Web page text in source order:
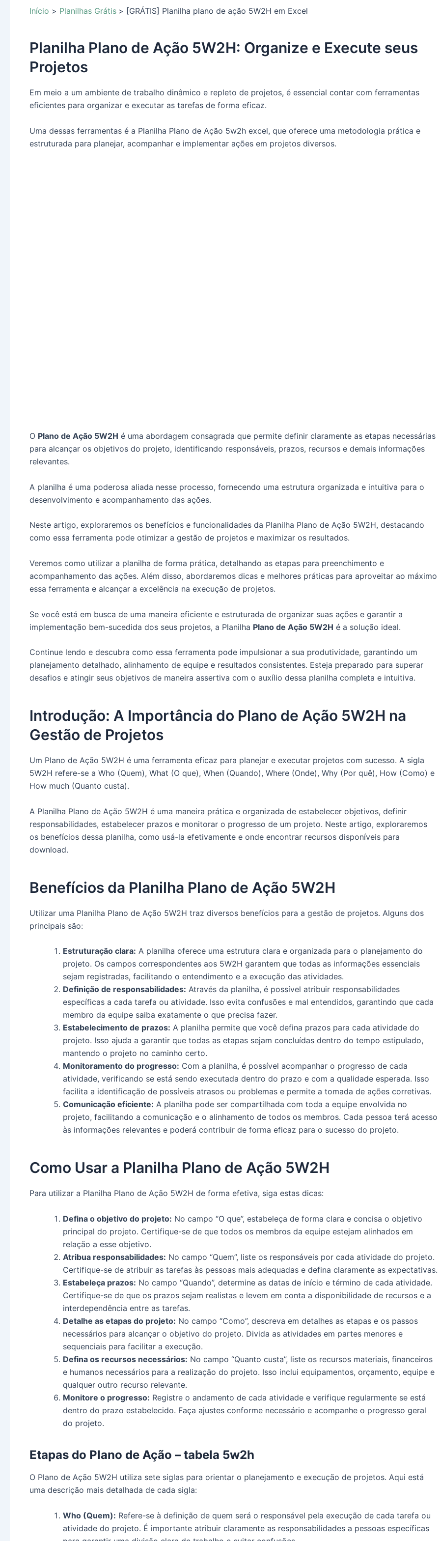
Início Planilhas Grátis [GRÁTIS] Planilha plano de ação 5W2H em Excel
Planilha Plano de Ação 5W2H: Organize e Execute seus
Projetos
Em meio a um ambiente de trabalho dinâmico e repleto de projetos, é essencial contar com ferramentas
eficientes para organizar e executar as tarefas de forma eficaz.
Uma dessas ferramentas é a Planilha Plano de Ação 5w2h excel, que oferece uma metodologia prática e
estruturada para planejar, acompanhar e implementar ações em projetos diversos.
O Plano de Ação 5W2H é uma abordagem consagrada que permite definir claramente as etapas necessárias
para alcançar os objetivos do projeto, identificando responsáveis, prazos, recursos e demais informações
relevantes.
A planilha é uma poderosa aliada nesse processo, fornecendo uma estrutura organizada e intuitiva para o
desenvolvimento e acompanhamento das ações.
Neste artigo, exploraremos os benefícios e funcionalidades da Planilha Plano de Ação 5W2H, destacando
como essa ferramenta pode otimizar a gestão de projetos e maximizar os resultados.
Veremos como utilizar a planilha de forma prática, detalhando as etapas para preenchimento e
acompanhamento das ações. Além disso, abordaremos dicas e melhores práticas para aproveitar ao máximo
essa ferramenta e alcançar a excelência na execução de projetos.
Se você está em busca de uma maneira eficiente e estruturada de organizar suas ações e garantir a
implementação bem-sucedida dos seus projetos, a Planilha Plano de Ação 5W2H é a solução ideal.
Continue lendo e descubra como essa ferramenta pode impulsionar a sua produtividade, garantindo um
planejamento detalhado, alinhamento de equipe e resultados consistentes. Esteja preparado para superar
desafios e atingir seus objetivos de maneira assertiva com o auxílio dessa planilha completa e intuitiva.
Introdução: A Importância do Plano de Ação 5W2H na
Gestão de Projetos
Um Plano de Ação 5W2H é uma ferramenta eficaz para planejar e executar projetos com sucesso. A sigla
5W2H refere-se a Who (Quem), What (O que), When (Quando), Where (Onde), Why (Por quê), How (Como) e
How much (Quanto custa).
A Planilha Plano de Ação 5W2H é uma maneira prática e organizada de estabelecer objetivos, definir
responsabilidades, estabelecer prazos e monitorar o progresso de um projeto. Neste artigo, exploraremos
os benefícios dessa planilha, como usá-la efetivamente e onde encontrar recursos disponíveis para
download.
Benefícios da Planilha Plano de Ação 5W2H
Utilizar uma Planilha Plano de Ação 5W2H traz diversos benefícios para a gestão de projetos. Alguns dos
principais são:
Estruturação clara: A planilha oferece uma estrutura clara e organizada para o planejamento do
projeto. Os campos correspondentes aos 5W2H garantem que todas as informações essenciais
sejam registradas, facilitando o entendimento e a execução das atividades.
Definição de responsabilidades: Através da planilha, é possível atribuir responsabilidades
específicas a cada tarefa ou atividade. Isso evita confusões e mal entendidos, garantindo que cada
membro da equipe saiba exatamente o que precisa fazer.
Estabelecimento de prazos: A planilha permite que você defina prazos para cada atividade do
projeto. Isso ajuda a garantir que todas as etapas sejam concluídas dentro do tempo estipulado,
mantendo o projeto no caminho certo.
Monitoramento do progresso: Com a planilha, é possível acompanhar o progresso de cada
atividade, verificando se está sendo executada dentro do prazo e com a qualidade esperada. Isso
facilita a identificação de possíveis atrasos ou problemas e permite a tomada de ações corretivas.
Comunicação eficiente: A planilha pode ser compartilhada com toda a equipe envolvida no
projeto, facilitando a comunicação e o alinhamento de todos os membros. Cada pessoa terá acesso
às informações relevantes e poderá contribuir de forma eficaz para o sucesso do projeto.
Como Usar a Planilha Plano de Ação 5W2H
Para utilizar a Planilha Plano de Ação 5W2H de forma efetiva, siga estas dicas:
Defina o objetivo do projeto: No campo “O que”, estabeleça de forma clara e concisa o objetivo
principal do projeto. Certifique-se de que todos os membros da equipe estejam alinhados em
relação a esse objetivo.
Atribua responsabilidades: No campo “Quem”, liste os responsáveis por cada atividade do projeto.
Certifique-se de atribuir as tarefas às pessoas mais adequadas e defina claramente as expectativas.
Estabeleça prazos: No campo “Quando”, determine as datas de início e término de cada atividade.
Certifique-se de que os prazos sejam realistas e levem em conta a disponibilidade de recursos e a
interdependência entre as tarefas.
Detalhe as etapas do projeto: No campo “Como”, descreva em detalhes as etapas e os passos
necessários para alcançar o objetivo do projeto. Divida as atividades em partes menores e
sequenciais para facilitar a execução.
Defina os recursos necessários: No campo “Quanto custa”, liste os recursos materiais, financeiros
e humanos necessários para a realização do projeto. Isso inclui equipamentos, orçamento, equipe e
qualquer outro recurso relevante.
Monitore o progresso: Registre o andamento de cada atividade e verifique regularmente se está
dentro do prazo estabelecido. Faça ajustes conforme necessário e acompanhe o progresso geral
do projeto.
Etapas do Plano de Ação – tabela 5w2h
O Plano de Ação 5W2H utiliza sete siglas para orientar o planejamento e execução de projetos. Aqui está
uma descrição mais detalhada de cada sigla:
Who (Quem): Refere-se à definição de quem será o responsável pela execução de cada tarefa ou
atividade do projeto. É importante atribuir claramente as responsabilidades a pessoas específicas